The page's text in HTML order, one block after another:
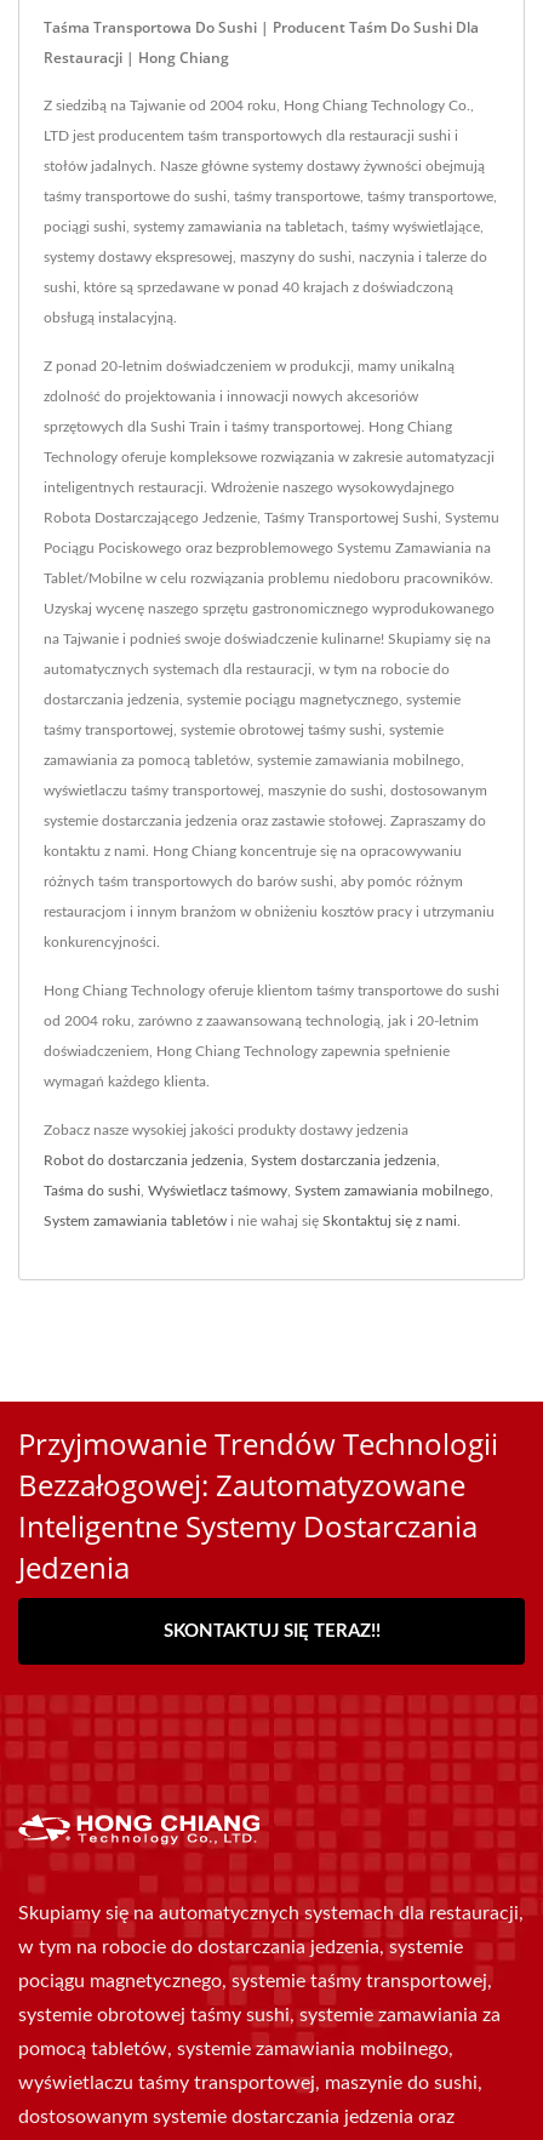
Taśma Transportowa Do Sushi | Producent Taśm Do Sushi Dla
Restauracji | Hong Chiang
Z siedzibą na Tajwanie od 2004 roku, Hong Chiang Technology Co.,
LTD jest producentem taśm transportowych dla restauracji sushi i
stołów jadalnych. Nasze główne systemy dostawy żywności obejmują
taśmy transportowe do sushi, taśmy transportowe, taśmy transportowe,
pociągi sushi, systemy zamawiania na tabletach, taśmy wyświetlające,
systemy dostawy ekspresowej, maszyny do sushi, naczynia i talerze do
sushi, które są sprzedawane w ponad 40 krajach z doświadczoną
obsługą instalacyjną.
Z ponad 20-letnim doświadczeniem w produkcji, mamy unikalną
zdolność do projektowania i innowacji nowych akcesoriów
sprzętowych dla Sushi Train i taśmy transportowej. Hong Chiang
Technology oferuje kompleksowe rozwiązania w zakresie automatyzacji
inteligentnych restauracji. Wdrożenie naszego wysokowydajnego
Robota Dostarczającego Jedzenie, Taśmy Transportowej Sushi, Systemu
Pociągu Pociskowego oraz bezproblemowego Systemu Zamawiania na
Tablet/Mobilne w celu rozwiązania problemu niedoboru pracowników.
Uzyskaj wycenę naszego sprzętu gastronomicznego wyprodukowanego
na Tajwanie i podnieś swoje doświadczenie kulinarne! Skupiamy się na
automatycznych systemach dla restauracji, w tym na robocie do
dostarczania jedzenia, systemie pociągu magnetycznego, systemie
taśmy transportowej, systemie obrotowej taśmy sushi, systemie
zamawiania za pomocą tabletów, systemie zamawiania mobilnego,
wyświetlaczu taśmy transportowej, maszynie do sushi, dostosowanym
systemie dostarczania jedzenia oraz zastawie stołowej. Zapraszamy do
kontaktu z nami. Hong Chiang koncentruje się na opracowywaniu
różnych taśm transportowych do barów sushi, aby pomóc różnym
restauracjom i innym branżom w obniżeniu kosztów pracy i utrzymaniu
konkurencyjności.
Hong Chiang Technology oferuje klientom taśmy transportowe do sushi
od 2004 roku, zarówno z zaawansowaną technologią, jak i 20-letnim
doświadczeniem, Hong Chiang Technology zapewnia spełnienie
wymagań każdego klienta.
Zobacz nasze wysokiej jakości produkty dostawy jedzenia
Robot do dostarczania jedzenia System dostarczania jedzenia
Taśma do sushi Wyświetlacz taśmowy System zamawiania mobilnego
System zamawiania tabletów i nie wahaj się Skontaktuj się z nami
Przyjmowanie Trendów Technologii
Bezzałogowej: Zautomatyzowane
Inteligentne Systemy Dostarczania
Jedzenia
SKONTAKTUJ SIĘ TERAZ!!
Skupiamy się na automatycznych systemach dla restauracji,
w tym na robocie do dostarczania jedzenia, systemie
pociągu magnetycznego, systemie taśmy transportowej,
systemie obrotowej taśmy sushi, systemie zamawiania za
pomocą tabletów, systemie zamawiania mobilnego,
wyświetlaczu taśmy transportowej, maszynie do sushi,
dostosowanym systemie dostarczania jedzenia oraz